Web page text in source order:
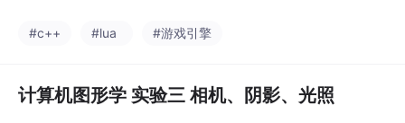
veEvent：C++提供默认实现，Lua可选择覆写或调用默认实现，
#c++ #lua #游戏引擎
计算机图形学 实验三 相机、阴影、光照